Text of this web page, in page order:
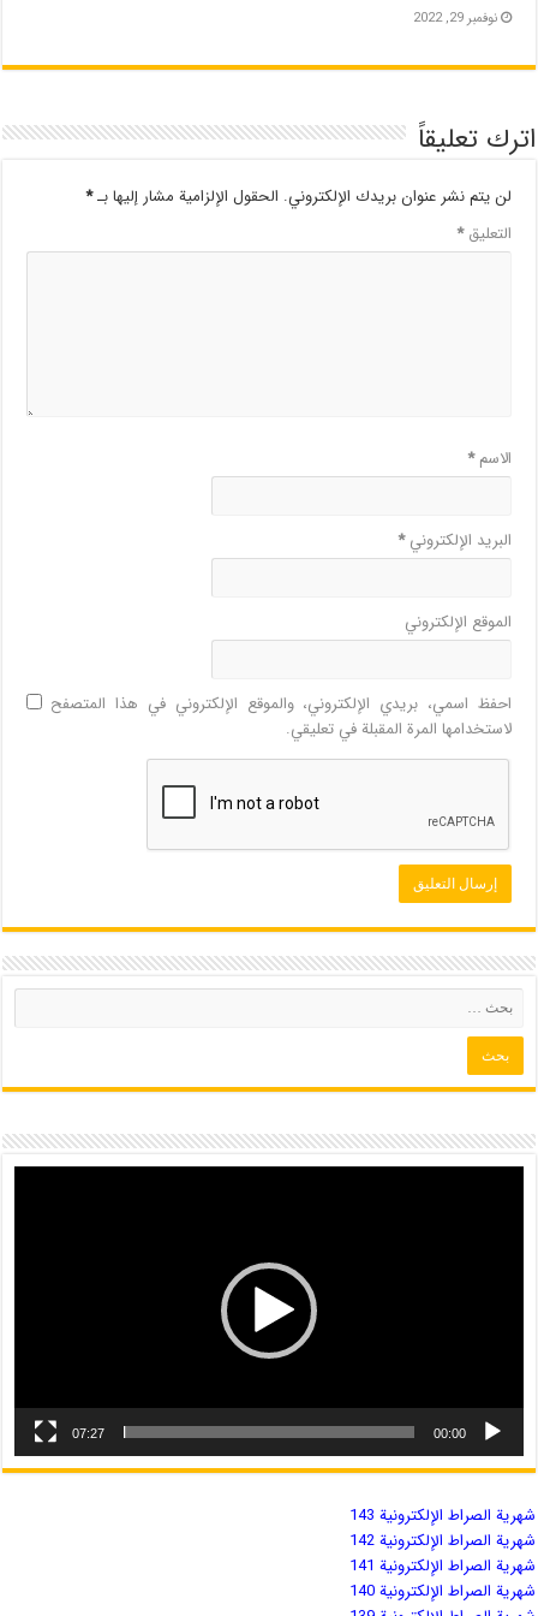
نوفمبر 29, 2022
اترك تعليقاً
لن يتم نشر عنوان بريدك الإلكتروني. الحقول الإلزامية مشار إليها بـ*
التعليق*
الاسم*
البريد الإلكتروني*
الموقع الإلكتروني
احفظ اسمي، بريدي الإلكتروني، والموقع الإلكتروني في هذا المتصفح
لاستخدامها المرة المقبلة في تعليقي.
00:00
07:27
شهریة الصراط الإلكترونية 143
شهریة الصراط الإلكترونية 142
شهریة الصراط الإلكترونية 141
شهریة الصراط الإلكترونية 140